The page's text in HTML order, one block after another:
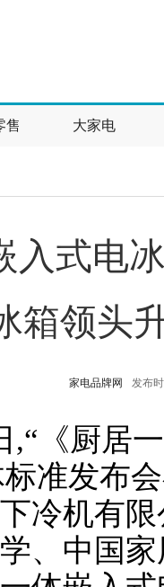
售 大家电
入式电
箱领头
家电品牌网 发布
,“《厨居
标准发布
冷机有
、中国